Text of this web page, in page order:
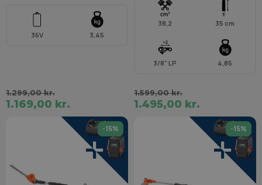
36V 3,45
1.299,00 kr.
1.169,00 kr.
38,2 35 cm
3/8" LP 4,85
1.599,00 kr.
1.495,00 kr.
-15% -15%